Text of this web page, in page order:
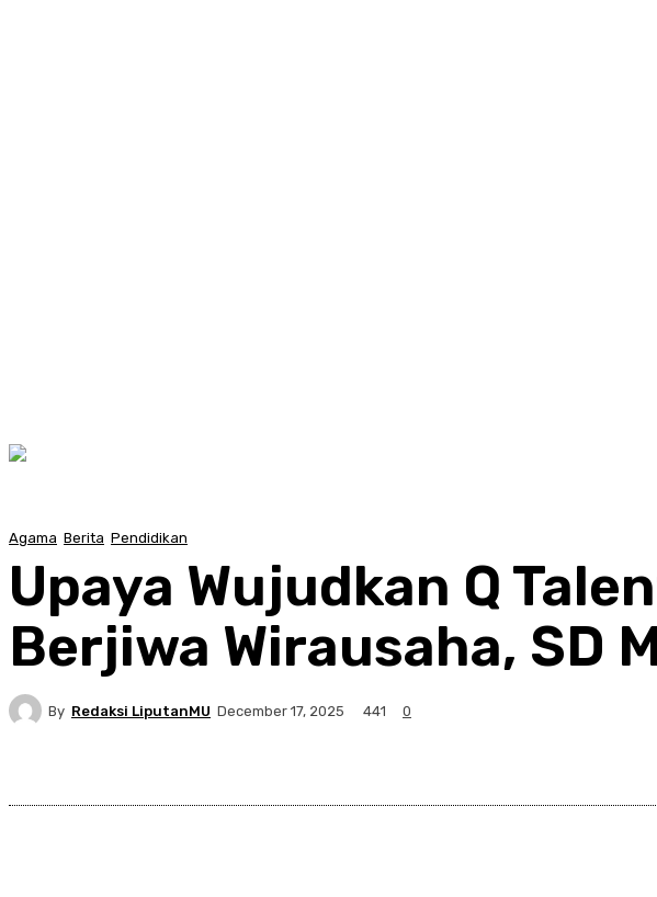
Agama Berita Pendidikan
Upaya Wujudkan Q
Berjiwa Wirausaha, SD
By Redaksi LiputanMU December 17, 2025 441 0